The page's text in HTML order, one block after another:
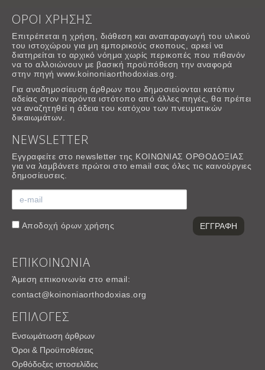
ΟΡΟΙ ΧΡΗΣΗΣ
Επιτρέπεται η χρήση, διάθεση και αναπαραγωγή του υλικού
του ιστοχώρου για μη εμπορικούς σκοπους, αρκεί να
διατηρείται το αρχικό νόημα χωρίς περικοπές που πιθανόν
να το αλλοιώνουν με βασική προϋπόθεση την αναφορά
στην πηγή www.koinoniaorthodoxias.org.
Για αναδημοσίευση άρθρων που δημοσιεύονται κατόπιν
αδείας στον παρόντα ιστότοπο από άλλες πηγές, θα πρέπει
να αναζητηθεί η άδεια του κατόχου των πνευματικών
δικαιωμάτων.
NEWSLETTER
Εγγραφείτε στο newsletter της ΚΟΙΝΩΝΙΑΣ ΟΡΘΟΔΟΞΙΑΣ
για να λαμβάνετε πρώτοι στο email σας όλες τις καινούργιες
δημοσίευσεις.
Αποδοχή όρων χρήσης
ΕΠΙΚΟΙΝΩΝΙΑ
Άμεση επικοινωνία στο email:
contact@koinoniaorthodoxias.org
ΕΠΙΛΟΓΕΣ
Ενσωμάτωση άρθρων
Όροι & Προϋποθέσεις
Ορθόδοξες ιστοσελίδες